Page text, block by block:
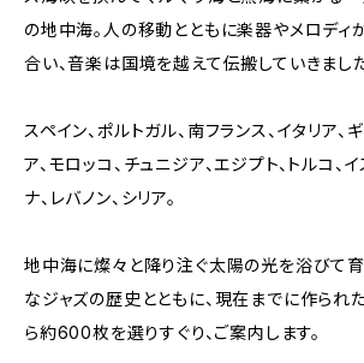
の地中海。人の移動とともに楽器やメロディ
合い、音楽は国境を越えて伝搬していきました
スペイン、ポルトガル、南フランス、イタリア、
ア、モロッコ、チュニジア、エジプト、トルコ、
ナ、レバノン、シリア。
地中海に燦々と降り注ぐ太陽の光を浴びて育
なジャズの歴史とともに、現在までに作られ
ら約600枚を選りすぐり、ご案内します。